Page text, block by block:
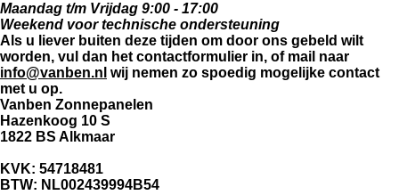
Maandag t/m Vrijdag 9:00 - 17:00
Weekend voor technische ondersteuning
Als u liever buiten deze tijden om door ons gebeld wilt
worden, vul dan het contactformulier in, of mail naar
info@vanben.nl wij nemen zo spoedig mogelijke contact
met u op.
Vanben Zonnepanelen
Hazenkoog 10 S
1822 BS Alkmaar
KVK: 54718481
BTW: NL002439994B54